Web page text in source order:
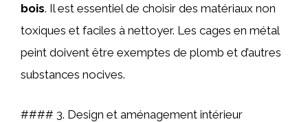
bois. Il est essentiel de choisir des matériaux non
toxiques et faciles à nettoyer. Les cages en métal
peint doivent être exemptes de plomb et d’autres
substances nocives.
#### 3. Design et aménagement intérieur